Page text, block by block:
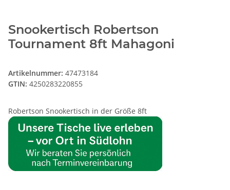
Snookertisch Robertson
Tournament 8ft Mahagoni
Artikelnummer: 47473184
GTIN: 4250283220855
Robertson Snookertisch in der Größe 8ft